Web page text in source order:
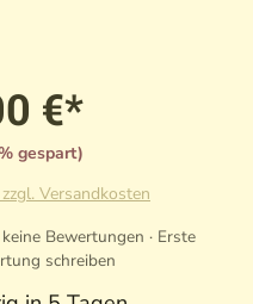
€*
gespart)
Versandkosten
Bewertungen · Erste
schreiben